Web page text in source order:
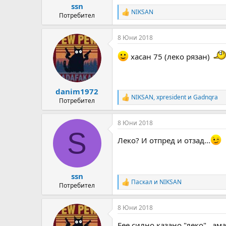
:
ssn
Потребител
R
e
a
c
i
o
:
NIKSAN
danim1972
Потребител
8 Юни 2018
хасан 75 (леко рязан)
R
e
a
c
i
:
NIKSAN,xpresident и Gadnqra
S
ssn
Потребител
8 Юни 2018
Леко? И отпред и отзад...
R
e
a
c
Паскал и NIKSAN
8 Юни 2018